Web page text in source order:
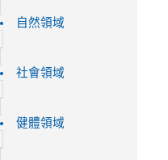
自然領域
社會領域
健體領域